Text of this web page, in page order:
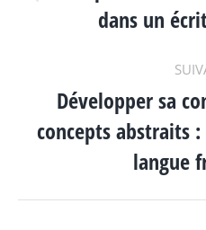
dans un
Développer sa
concepts abstraits
langue